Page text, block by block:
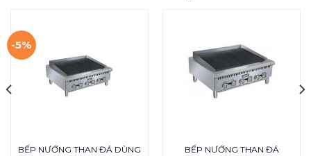
-5%
BẾP NƯỚNG THAN ĐÁ DÙNG
BẾP NƯỚNG THAN ĐÁ